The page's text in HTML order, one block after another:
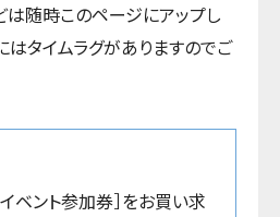
は随時このページにアップし
はタイムラグがありますのでご
ベント参加券］をお買い求